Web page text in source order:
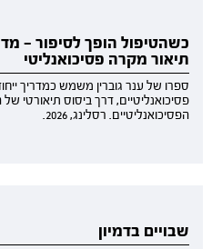
כשהטיפול הופך לסיפור —
תיאור מקרה פסיכואנליטי
ספרו של ענר גוברין משמש כמדריך
פסיכואנליטיים, דרך ביסוס תיאורטי
הפסיכואנליטיים. רסלינג, 2026.
שבויים בדמיון